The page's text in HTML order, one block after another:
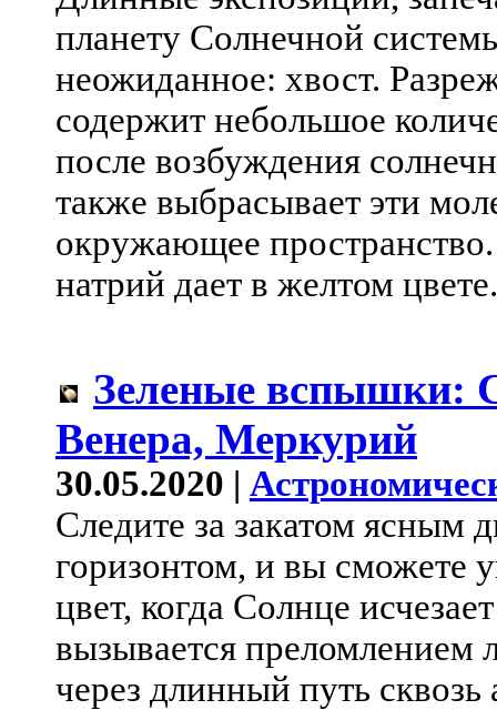
планету Солнечной
неожиданное: хвост.
содержит небольшое
после возбуждения
также выбрасывает эти
окружающее
натрий дает в желтом цвете.
Зеленые вспышки:
Венера, Меркурий
30.05.2020 |
Следите за закатом ясным
горизонтом, и вы сможете
цвет, когда Солнце
вызывается преломлением
через длинный путь сквозь